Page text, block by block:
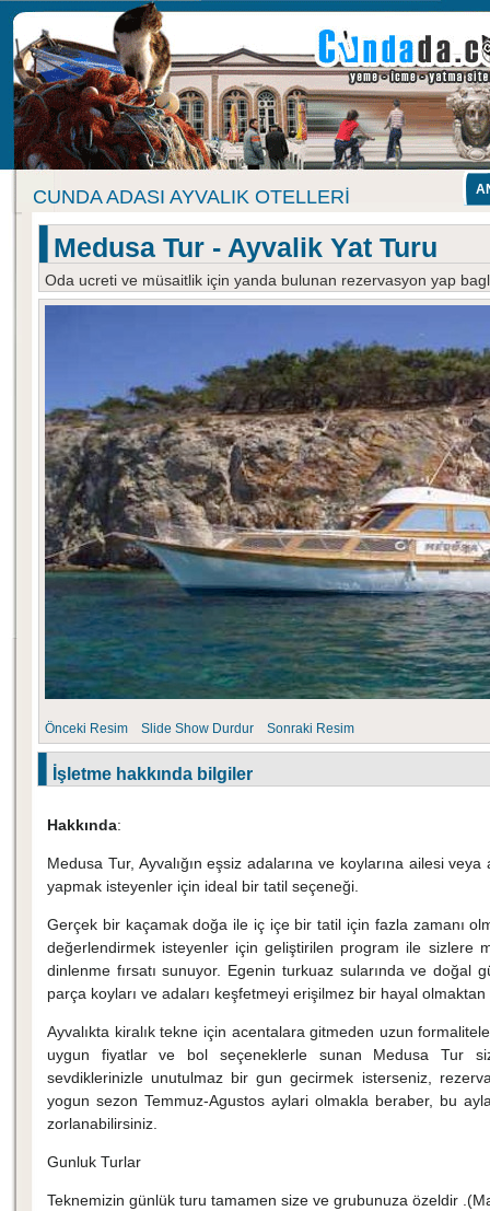
CUNDA ADASI AYVALIK OTELLERI
Medusa Tur - Ayvalik Yat Turu
Oda ucreti ve müsaitlik için yanda bulunan rezervasyon yap
Önceki Resim Slide Show Durdur Sonraki Resim
İşletme hakkında bilgiler
Hakkında:
Medusa Tur, Ayvalığın eşsiz adalarına ve koylarına ailesi
yapmak isteyenler için ideal bir tatil seçeneği.
Gerçek bir kaçamak doğa ile iç içe bir tatil için fazla zamanı
değerlendirmek isteyenler için geliştirilen program ile sizlere
dinlenme fırsatı sunuyor. Egenin turkuaz sularında ve doğal
parça koyları ve adaları keşfetmeyi erişilmez bir hayal olmaktan
Ayvalıkta kiralık tekne için acentalara gitmeden uzun
uygun fiyatlar ve bol seçeneklerle sunan Medusa Tur
sevdiklerinizle unutulmaz bir gun gecirmek isterseniz,
yogun sezon Temmuz-Agustos aylari olmakla beraber, bu
zorlanabilirsiniz.
Gunluk Turlar
Teknemizin günlük turu tamamen size ve grubunuza özeldir